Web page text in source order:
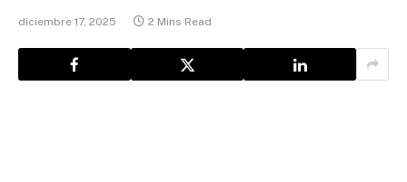
diciembre 17, 2025 2 Mins Read